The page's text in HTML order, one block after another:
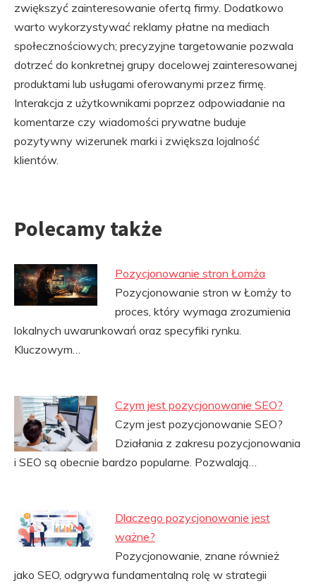
zwiększyć zainteresowanie ofertą firmy. Dodatkowo
warto wykorzystywać reklamy płatne na mediach
społecznościowych; precyzyjne targetowanie pozwala
dotrzeć do konkretnej grupy docelowej zainteresowanej
produktami lub usługami oferowanymi przez firmę.
Interakcja z użytkownikami poprzez odpowiadanie na
komentarze czy wiadomości prywatne buduje
pozytywny wizerunek marki i zwiększa lojalność
klientów.
Polecamy także
Pozycjonowanie stron Łomża
Pozycjonowanie stron w Łomży to
proces, który wymaga zrozumienia
lokalnych uwarunkowań oraz specyfiki rynku.
Kluczowym…
Czym jest pozycjonowanie SEO?
Czym jest pozycjonowanie SEO?
Działania z zakresu pozycjonowania
i SEO są obecnie bardzo popularne. Pozwalają…
Dlaczego pozycjonowanie jest
ważne?
Pozycjonowanie, znane również
jako SEO, odgrywa fundamentalną rolę w strategii